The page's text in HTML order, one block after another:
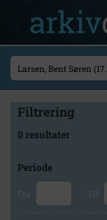
Filtrering
0 resultater
Periode
Fra Til